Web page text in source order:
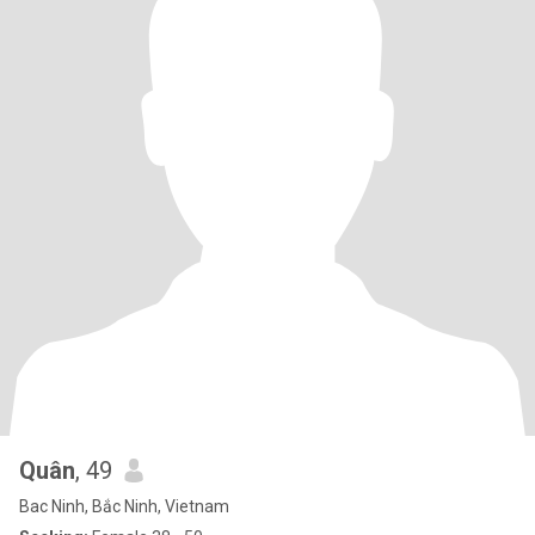
Quân, 49
Bac Ninh, Bắc Ninh, Vietnam